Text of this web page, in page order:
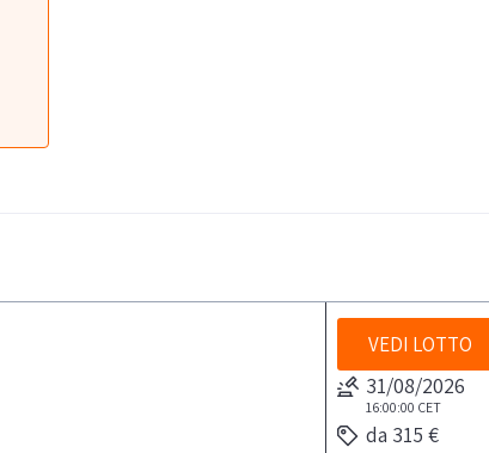
VEDI LOTTO
31/08/2026
16:00:00 CET
da 315 €